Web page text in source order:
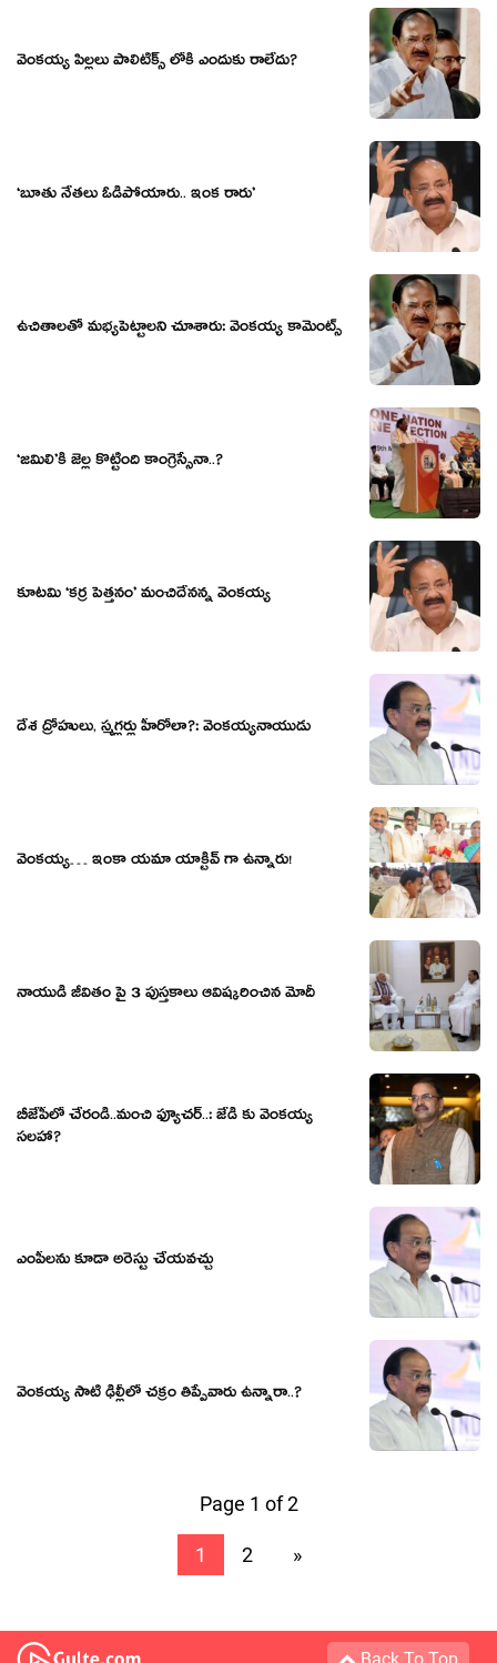
వెంక‌య్య పిల్లలు పాలిటిక్స్ లోకి ఎందుకు రాలేదు?
‘బూతు నేత‌లు ఓడిపోయారు.. ఇంక రారు’
ఉచితాల‌తో మ‌భ్య‌పెట్టాల‌ని చూశారు: వెంక‌య్య కామెంట్స్‌
‘జమిలి’కి జెల్ల కొట్టింది కాంగ్రెస్సేనా..?
కూటమి ‘కర్ర పెత్తనం’ మంచిదేనన్న వెంకయ్య
దేశ ద్రోహులు, స్మగ్లర్లు హీరోలా?: వెంకయ్యనాయుడు
వెంకయ్య… ఇంకా యమా యాక్టివ్ గా ఉన్నారు!
నాయుడి జీవితం పై 3 పుస్తకాలు ఆవిష్కరించిన మోదీ
బీజేపీలో చేరండి..మంచి ఫ్యూచ‌ర్‌..: జేడి కు వెంక‌య్య
స‌ల‌హా?
ఎంపీలను కూడా అరెస్టు చేయవచ్చు
వెంక‌య్య సాటి ఢిల్లీలో చ‌క్రం తిప్పేవారు ఉన్నారా..?
Page 1 of 2
1 2 »
Back To Top